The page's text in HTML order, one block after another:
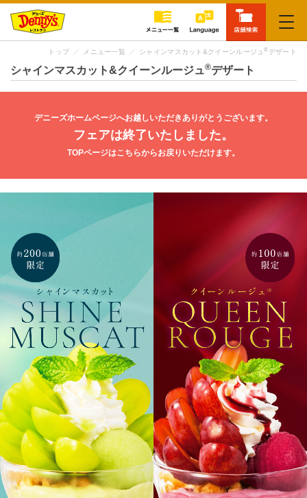
閉じる
トップ メニュー一覧 シャインマスカット&クイーンルージュ® デザート
シャインマスカット&クイーンルージュ®デザート
デニーズホームページへお越しいただきありがとうございます。
フェアは終了いたしました。
TOPページはこちらからお戻りいただけます。